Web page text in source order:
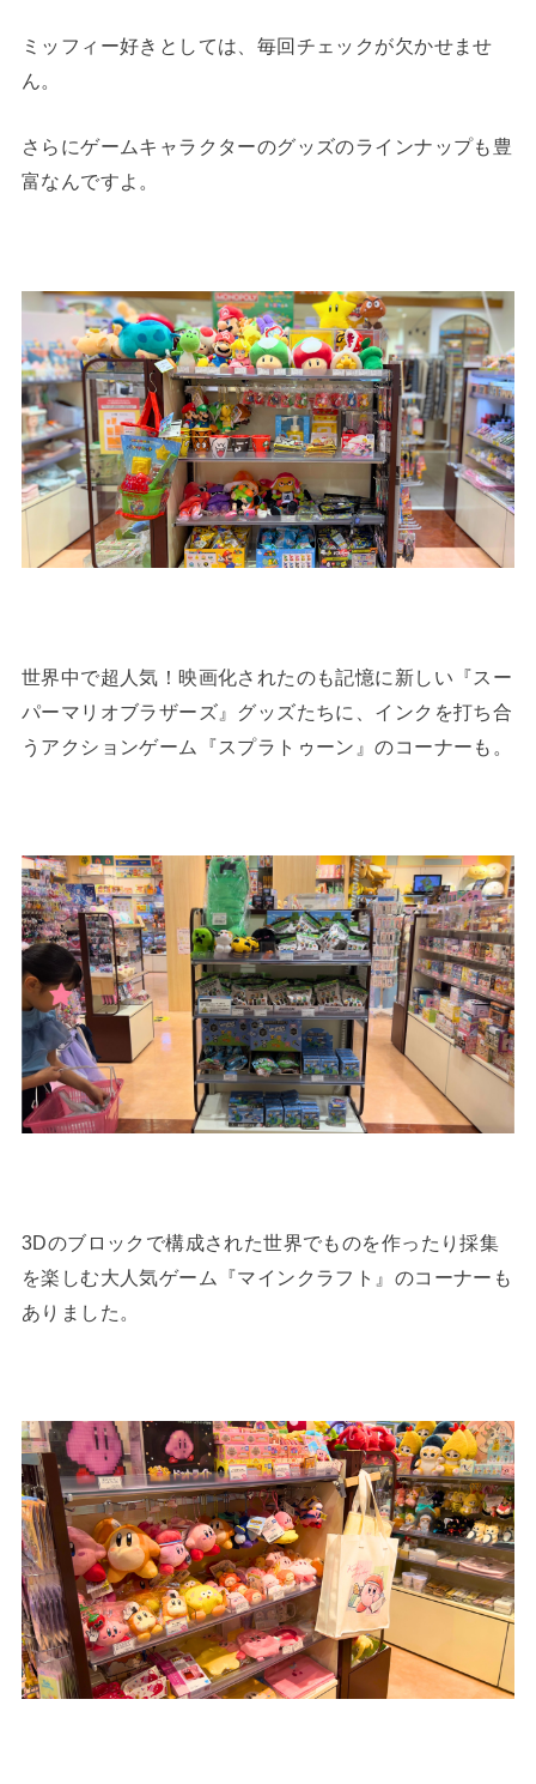
ミッフィー好きとしては、毎回チェックが欠かせませ
ん。
さらにゲームキャラクターのグッズのラインナップも豊
富なんですよ。
世界中で超人気！映画化されたのも記憶に新しい『スー
パーマリオブラザーズ』グッズたちに、インクを打ち合
うアクションゲーム『スプラトゥーン』のコーナーも。
3Dのブロックで構成された世界でものを作ったり採集
を楽しむ大人気ゲーム『マインクラフト』のコーナーも
ありました。